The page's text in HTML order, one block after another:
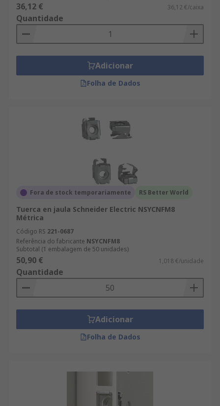
36,12 € 36,12 €/caixa
Quantidade
Adicionar
Folha de Dados
Fora de stock temporariamente RS Better World
Tuerca en jaula Schneider Electric NSYCNFM8
Métrica
Código RS 221-0687
Referência do fabricante NSYCNFM8
Subtotal (1 embalagem de 50 unidades)
50,90 € 1,018 €/unidade
Quantidade
Adicionar
Folha de Dados